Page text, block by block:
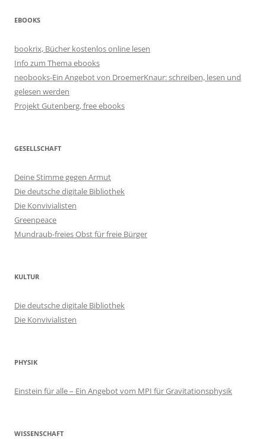
EBOOKS
bookrix, Bücher kostenlos online lesen
Info zum Thema ebooks
neobooks-Ein Angebot von DroemerKnaur: schreiben, lesen und
gelesen werden
Projekt Gutenberg, free ebooks
GESELLSCHAFT
Deine Stimme gegen Armut
Die deutsche digitale Bibliothek
Die Konvivialisten
Greenpeace
Mundraub-freies Obst für freie Bürger
KULTUR
Die deutsche digitale Bibliothek
Die Konvivialisten
PHYSIK
Einstein für alle – Ein Angebot vom MPI für Gravitationsphysik
WISSENSCHAFT